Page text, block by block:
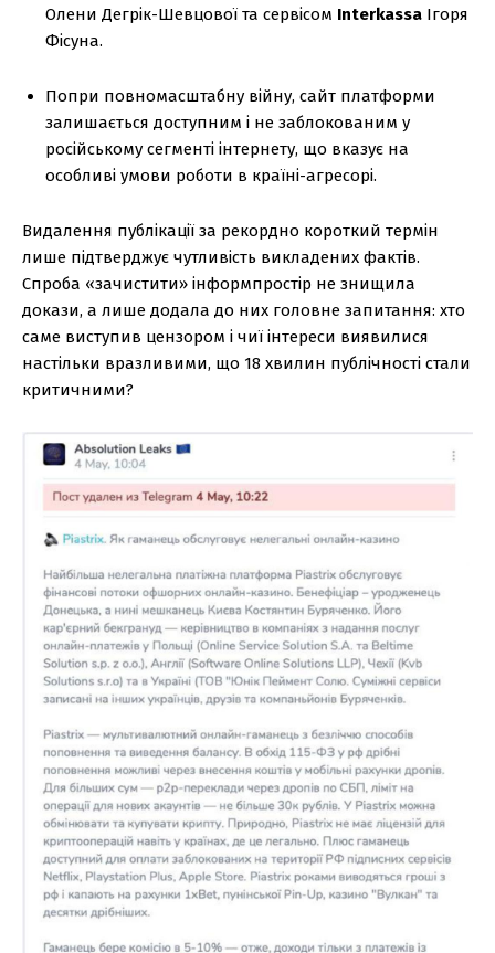
Олени Дегрік-Шевцової та сервісом Interkassa Ігоря
Фісуна.
Попри повномасштабну війну, сайт платформи
залишається доступним і не заблокованим у
російському сегменті інтернету, що вказує на
особливі умови роботи в країні-агресорі.
Видалення публікації за рекордно короткий термін
лише підтверджує чутливість викладених фактів.
Спроба «зачистити» інформпростір не знищила
докази, а лише додала до них головне запитання: хто
саме виступив цензором і чиї інтереси виявилися
настільки вразливими, що 18 хвилин публічності стали
критичними?